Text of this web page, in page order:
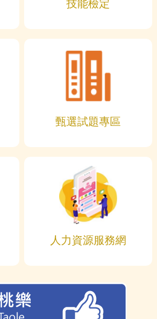
技能檢定
甄選試題專區
人力資源服務網